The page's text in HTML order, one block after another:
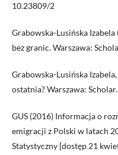
10.23809/2
Grabowska-Lusińska
bez granic. Warszawa:
Grabowska-Lusińska
ostatnia? Warszawa: Scholar.
GUS (2016) Informacja o
emigracji z Polski w latach
Statystyczny [dostęp 21